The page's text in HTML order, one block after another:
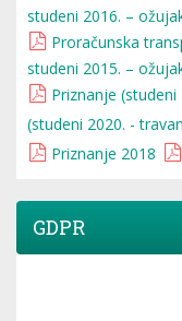
studeni 2016. –
Proračunska
studeni 2015. –
Priznanje
(studeni 2020. -
Priznanje 2018
GDPR